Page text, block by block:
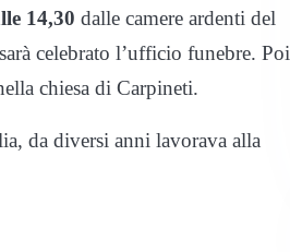
14,30 dalle camere ardenti del
celebrato l’ufficio funebre. Poi
chiesa di Carpineti.
da diversi anni lavorava alla